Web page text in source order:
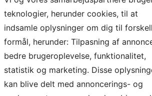
teknologier, herunder cookies, til at
indsamle oplysninger om dig til
formål, herunder: Tilpasning af
bedre brugeroplevelse, funktionalitet,
statistik og marketing. Disse
kan blive delt med annoncerings- og